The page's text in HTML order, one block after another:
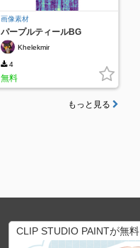
画像素材
パープルティールBG
Khelekmir
4
無料
もっと見る
CLIP STUDIO PAINTが無料